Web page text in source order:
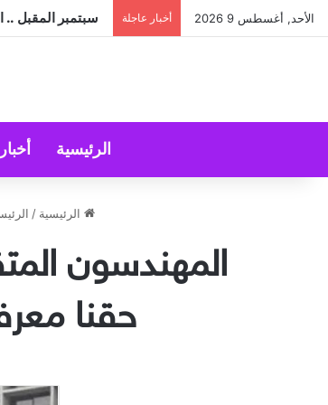
الأحد, أغسطس 9 2026 أخبار عاجلة هل ينجح الزواج
الرئيسية
الرئيسية /
المهندسون
حقنا